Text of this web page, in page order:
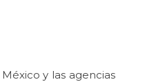
y las agencias